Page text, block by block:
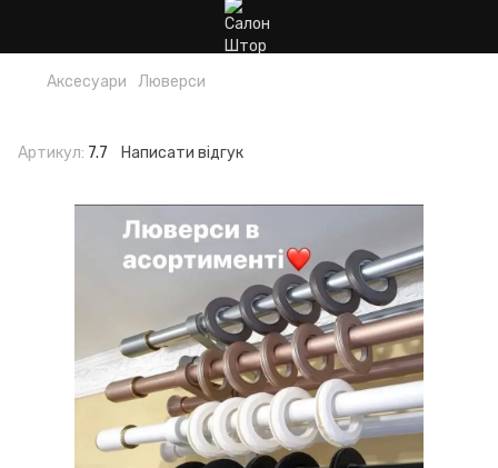
Аксесуари Люверси
Артикул: 7.7 Написати відгук